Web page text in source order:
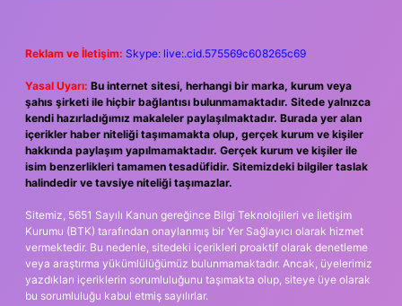
Reklam ve İletişim: Skype: live:.cid.575569c608265c69
Yasal Uyarı: Bu internet sitesi, herhangi bir marka, kurum veya
şahıs şirketi ile hiçbir bağlantısı bulunmamaktadır. Sitede yalnızca
kendi hazırladığımız makaleler paylaşılmaktadır. Burada yer alan
içerikler haber niteliği taşımamakta olup, gerçek kurum ve kişiler
hakkında paylaşım yapılmamaktadır. Gerçek kurum ve kişiler ile
isim benzerlikleri tamamen tesadüfidir. Sitemizdeki bilgiler taslak
halindedir ve tavsiye niteliği taşımazlar.
Sitemiz, 5651 Sayılı Kanun gereğince Bilgi Teknolojileri ve İletişim
Kurumu (BTK) tarafından onaylanmış bir Yer Sağlayıcı olarak hizmet
vermektedir. Bu nedenle, sitedeki içerikleri proaktif olarak denetleme
veya araştırma yükümlülüğümüz bulunmamaktadır. Ancak, üyelerimiz
yazdıkları içeriklerin sorumluluğunu taşımakta olup, siteye üye olarak
bu sorumluluğu kabul etmiş sayılırlar.